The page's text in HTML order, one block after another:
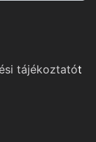
tájékoztatót